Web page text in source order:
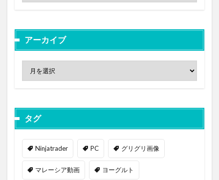
アーカイブ
タグ
Ninjatrader PC グリグリ画像
マレーシア動画 ヨーグルト